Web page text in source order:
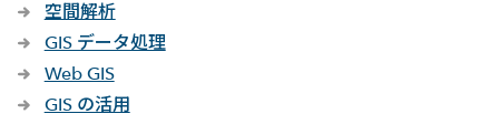
空間解析
GIS データ処理
Web GIS
GIS の活用